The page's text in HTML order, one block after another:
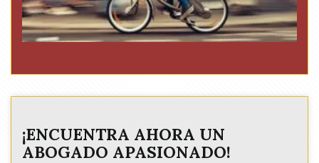
¡ENCUENTRA AHORA UN
ABOGADO APASIONADO!